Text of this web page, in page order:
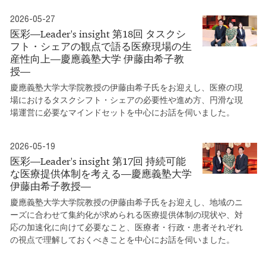
2026-05-27
医彩―Leader's insight 第18回 タスクシ
フト・シェアの観点で語る医療現場の生
産性向上―慶應義塾大学 伊藤由希子教
授―
慶應義塾大学大学院教授の伊藤由希子氏をお迎えし、医療の現
場におけるタスクシフト・シェアの必要性や進め方、円滑な現
場運営に必要なマインドセットを中心にお話を伺いました。
2026-05-19
医彩―Leader's insight 第17回 持続可能
な医療提供体制を考える―慶應義塾大学
伊藤由希子教授―
慶應義塾大学大学院教授の伊藤由希子氏をお迎えし、地域のニ
ーズに合わせて集約化が求められる医療提供体制の現状や、対
応の加速化に向けて必要なこと、医療者・行政・患者それぞれ
の視点で理解しておくべきことを中心にお話を伺いました。